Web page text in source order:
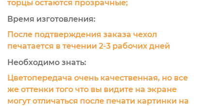
торцы остаются прозрачные;
Время изготовления:
После подтверждения заказа чехол
печатается в течении 2-3 рабочих дней
Необходимо знать:
Цветопередача очень качественная, но все
же оттенки того что вы видите на экране
могут отличаться после печати картинки на